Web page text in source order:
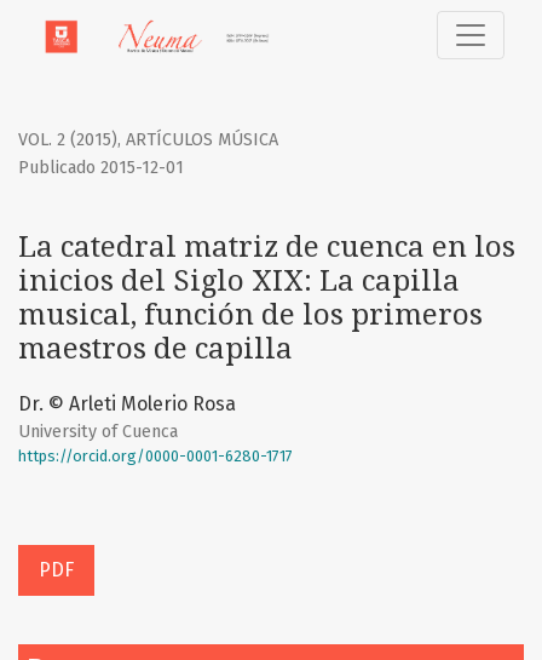
La catedral matriz de cuenca en los inicios del Siglo XIX
VOL. 2 (2015), ARTÍCULOS MÚSICA
La catedral matriz de cuenca en los
inicios del Siglo XIX: La capilla
musical, función de los primeros
maestros de capilla
Publicado 2015-12-01
Dr. © Arleti Molerio Rosa
University of Cuenca
https://orcid.org/0000-0001-6280-1717
PDF